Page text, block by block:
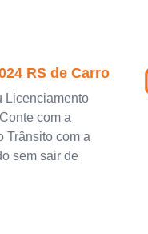
RS de Carro
Licenciamento
com a
Trânsito com a
sem sair de